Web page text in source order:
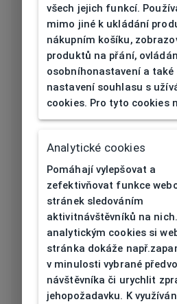
Šířka očnice
[mm]
Šířka nosníku
[mm]
14
Výška očnice
[mm]
Délka stranice
[mm]
Typ nosníku
Prohnutí očnice
[báze]
8
Flex
všech jejich funkcí.
mimo jiné k ukládání
nákupním košíku,
produktů na přání,
osobníhonastavení a také
nastavení souhlasu s
cookies. Pro tyto cookies
Analytické cookies
Pomáhají vylepšovat a
zefektivňovat funkce
stránek sledováním
aktivitnávštěvníků na
analytickým cookies si
stránka dokáže
v minulosti vybrané
návštěvníka či urychlit
jehopožadavku. K